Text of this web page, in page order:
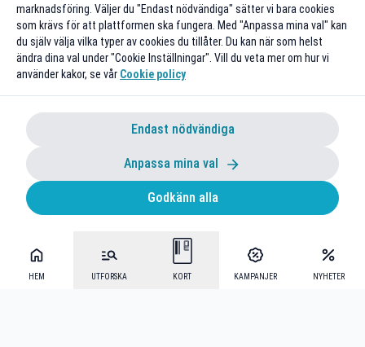
HEM UTFORSKA KORT KAMPANJER NYHETER
marknadsföring. Väljer du "Endast nödvändiga" sätter vi bara cookies
som krävs för att plattformen ska fungera. Med "Anpassa mina val" kan
du själv välja vilka typer av cookies du tillåter. Du kan när som helst
ändra dina val under "Cookie Inställningar". Vill du veta mer om hur vi
använder kakor, se vår Cookie policy
Endast nödvändiga
Anpassa mina val
Godkänn alla